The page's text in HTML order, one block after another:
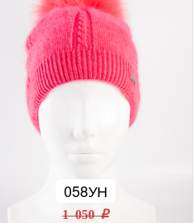
058УН
1 050 r